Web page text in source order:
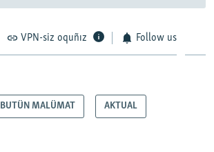
VPN-siz oquñız Follow us
BUTÜN MALÜMAT AKTUAL